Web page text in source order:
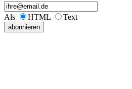
Als HTML Text